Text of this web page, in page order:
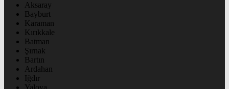
Aksaray
Bayburt
Karaman
Kırıkkale
Batman
Şırnak
Bartın
Ardahan
Iğdır
Yalova